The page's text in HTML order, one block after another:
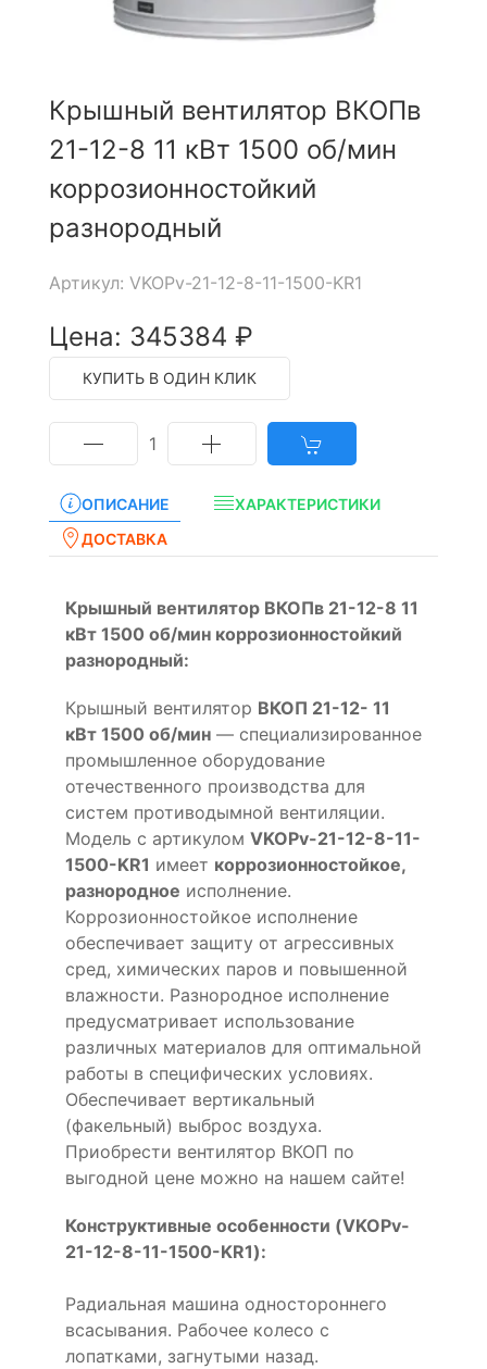
Крышный вентилятор ВКОПв
21-12-8 11 кВт 1500 об/мин
коррозионностойкий
разнородный
Артикул: VKOPv-21-12-8-11-1500-KR1
Цена: 345384 ₽
КУПИТЬ В ОДИН КЛИК
1
ОПИСАНИЕ
ХАРАКТЕРИСТИКИ
ДОСТАВКА
Крышный вентилятор ВКОПв 21-12-8 11
кВт 1500 об/мин коррозионностойкий
разнородный:
Крышный вентилятор ВКОП 21-12- 11
кВт 1500 об/мин — специализированное
промышленное оборудование
отечественного производства для
систем противодымной вентиляции.
Модель с артикулом VKOPv-21-12-8-11-
1500-KR1 имеет коррозионностойкое,
разнородное исполнение.
Коррозионностойкое исполнение
обеспечивает защиту от агрессивных
сред, химических паров и повышенной
влажности. Разнородное исполнение
предусматривает использование
различных материалов для оптимальной
работы в специфических условиях.
Обеспечивает вертикальный
(факельный) выброс воздуха.
Приобрести вентилятор ВКОП по
выгодной цене можно на нашем сайте!
Конструктивные особенности (VKOPv-
21-12-8-11-1500-KR1):
Радиальная машина одностороннего
всасывания. Рабочее колесо с
лопатками, загнутыми назад.